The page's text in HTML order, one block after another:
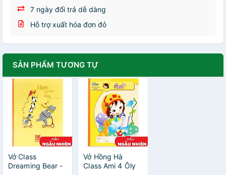
7 ngày đổi trả dễ dàng
Hỗ trợ xuất hóa đơn đỏ
SẢN PHẨM TƯƠNG TỰ
Vở Class
Dreaming Bear -
Vở Hồng Hà
Class Ami 4 Ôly